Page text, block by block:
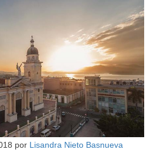
por Lisandra Nieto Basnueva